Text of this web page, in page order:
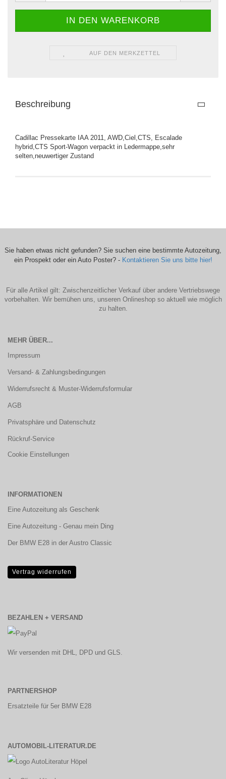
AUF DEN MERKZETTEL
Beschreibung
Cadillac Pressekarte IAA 2011, AWD,Ciel,CTS, Escalade
hybrid,CTS Sport-Wagon verpackt in Ledermappe,sehr
selten,neuwertiger Zustand
Sie haben etwas nicht gefunden? Sie suchen eine bestimmte Autozeitung,
ein Prospekt oder ein Auto Poster? - Kontaktieren Sie uns bitte hier!
Für alle Artikel gilt: Zwischenzeitlicher Verkauf über andere Vertriebswege
vorbehalten. Wir bemühen uns, unseren Onlineshop so aktuell wie möglich
zu halten.
MEHR ÜBER...
Impressum
Versand- & Zahlungsbedingungen
Widerrufsrecht & Muster-Widerrufsformular
AGB
Privatsphäre und Datenschutz
Rückruf-Service
Cookie Einstellungen
INFORMATIONEN
Eine Autozeitung als Geschenk
Eine Autozeitung - Genau mein Ding
Der BMW E28 in der Austro Classic
Vertrag widerrufen
BEZAHLEN + VERSAND
Wir versenden mit DHL, DPD und GLS.
PARTNERSHOP
Ersatzteile für 5er BMW E28
AUTOMOBIL-LITERATUR.DE